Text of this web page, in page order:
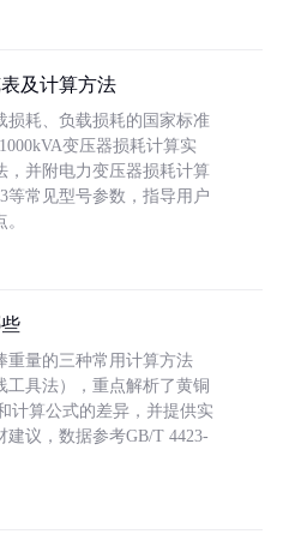
及计算方法
损耗、负载损耗的国家标准
变压器损耗计算实
，并附电力变压器损耗计算
等常见型号参数，指导用户
重量的三种常用计算方法
工具法），重点解析了黄铜
计算公式的差异，并提供实
议，数据参考GB/T 4423-